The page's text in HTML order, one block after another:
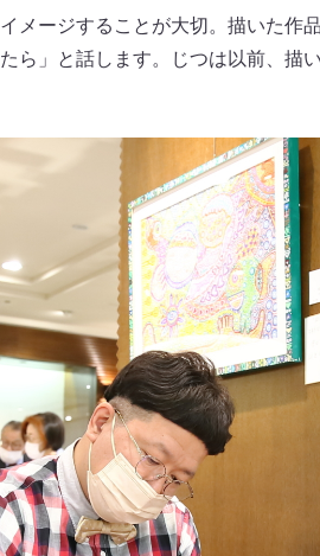
メージすることが大切。描いた作
ら」と話します。じつは以前、描